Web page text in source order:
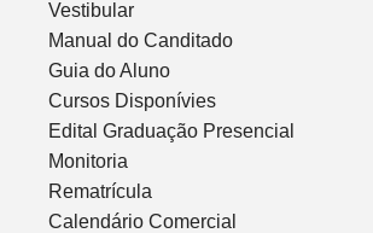
Vestibular
Manual do Canditado
Guia do Aluno
Cursos Disponívies
Edital Graduação Presencial
Monitoria
Rematrícula
Calendário Comercial